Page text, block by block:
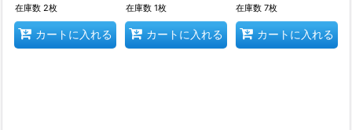
在庫数 2枚
カートに入れる
在庫数 1枚
カートに入れる
在庫数 7枚
カートに入れる